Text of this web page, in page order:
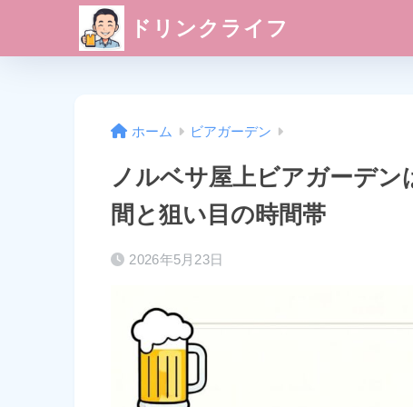
ドリンクライフ
ホーム ビアガーデン
ノルベサ屋上ビアガーデ
間と狙い目の時間帯
2026年5月23日